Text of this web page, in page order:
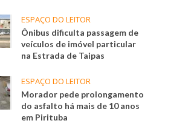
ESPAÇO DO LEITOR
Ônibus dificulta passagem de
veículos de imóvel particular
na Estrada de Taipas
ESPAÇO DO LEITOR
Morador pede prolongamento
do asfalto há mais de 10 anos
em Pirituba